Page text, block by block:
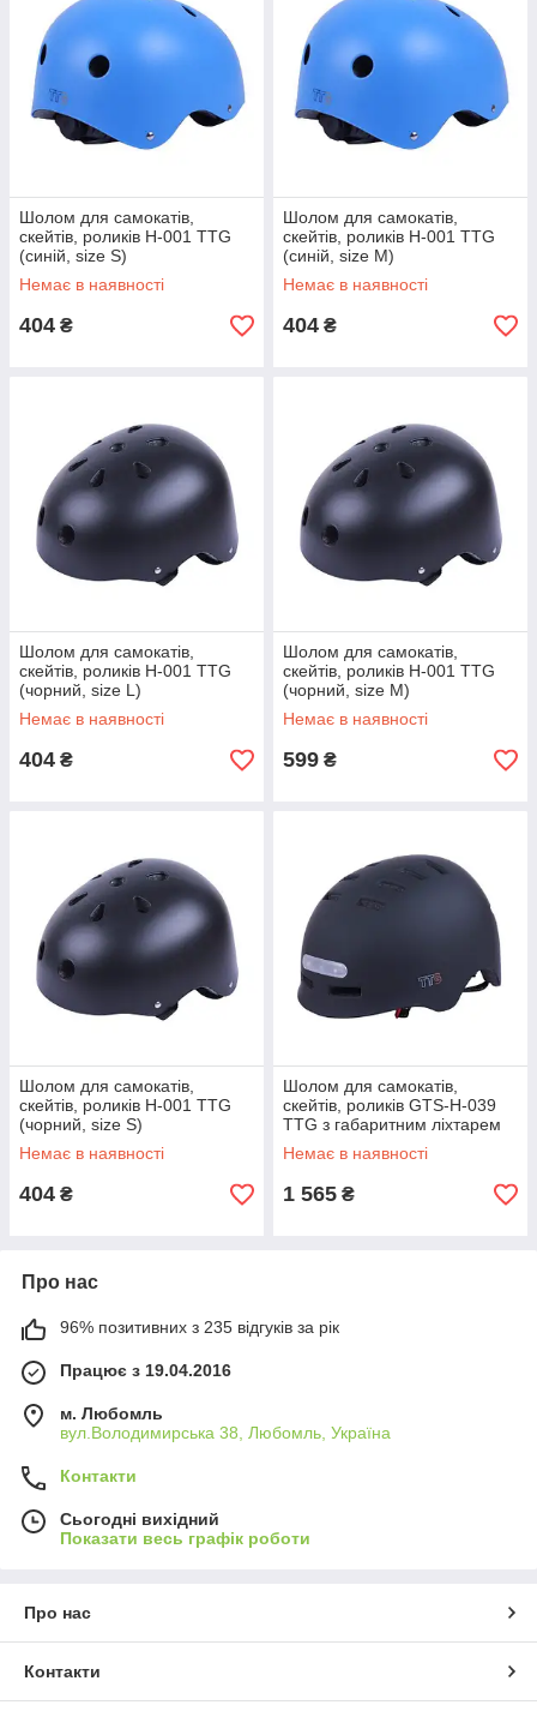
Шолом для самокатів,
скейтів, роликів H-001 TTG
(синій, size S)
Немає в наявності
404 ₴
Шолом для самокатів,
скейтів, роликів H-001 TTG
(синій, size М)
Немає в наявності
404 ₴
Шолом для самокатів,
скейтів, роликів H-001 TTG
(чорний, size L)
Немає в наявності
404 ₴
Шолом для самокатів,
скейтів, роликів H-001 TTG
(чорний, size M)
Немає в наявності
599 ₴
Шолом для самокатів,
скейтів, роликів H-001 TTG
(чорний, size S)
Немає в наявності
404 ₴
Шолом для самокатів,
скейтів, роликів GTS-H-039
TTG з габаритним ліхтарем
(чорний, size L)
Немає в наявності
1 565 ₴
Про нас
96% позитивних з 235 відгуків за рік
Працює з 19.04.2016
м. Любомль
вул.Володимирська 38, Любомль, Україна
Контакти
Сьогодні вихідний
Показати весь графік роботи
Про нас
Контакти